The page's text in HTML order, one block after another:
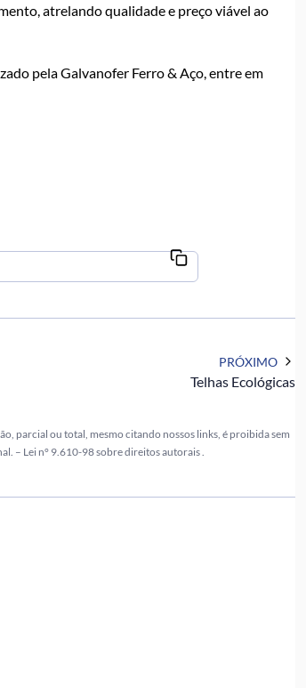
atrelando qualidade e preço viável ao
pela Galvanofer Ferro & Aço, entre em
PRÓXIMO
Telhas Ecológicas
parcial ou total, mesmo citando nossos links, é proibida sem
– Lei n° 9.610-98 sobre direitos autorais